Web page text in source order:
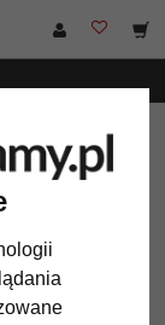
wycięcie
z
z